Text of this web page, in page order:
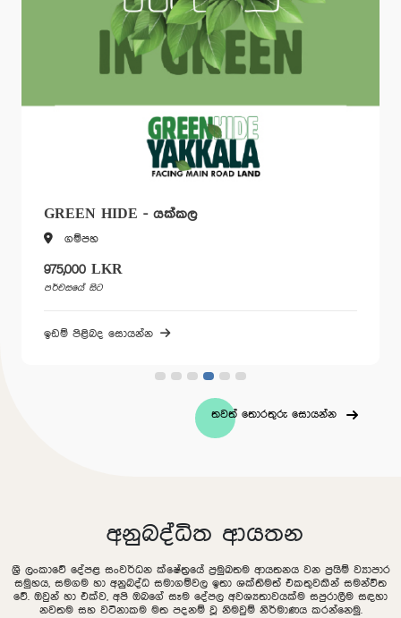
HIDE - යක්කල
සොයන්න
තවත් තොරතුරු සොයන්න
අනුබද්ධිත ආයතන
ශ්‍රී ලංකාවේ දේපළ සංවර්ධන ක්ෂේත්‍රයේ ප්‍රමුඛතම ආයතනය වන ප්‍රයිම් ව්‍යාපාර
සමුහය, සමගම හා අනුබද්ධ සමාගම්වල ඉතා ශක්තිමත් එකතුවකින් සමන්විත
වේ. ඔවුන් හා එක්ව, අපි ඔබගේ සෑම දේපල අවශ්‍යතාවයක්ම සපුරාලීම සඳහා
නවතම සහ වටිනාකම මත පදනම් වූ නිමවුම් නිර්මාණය කරන්නෙමු.